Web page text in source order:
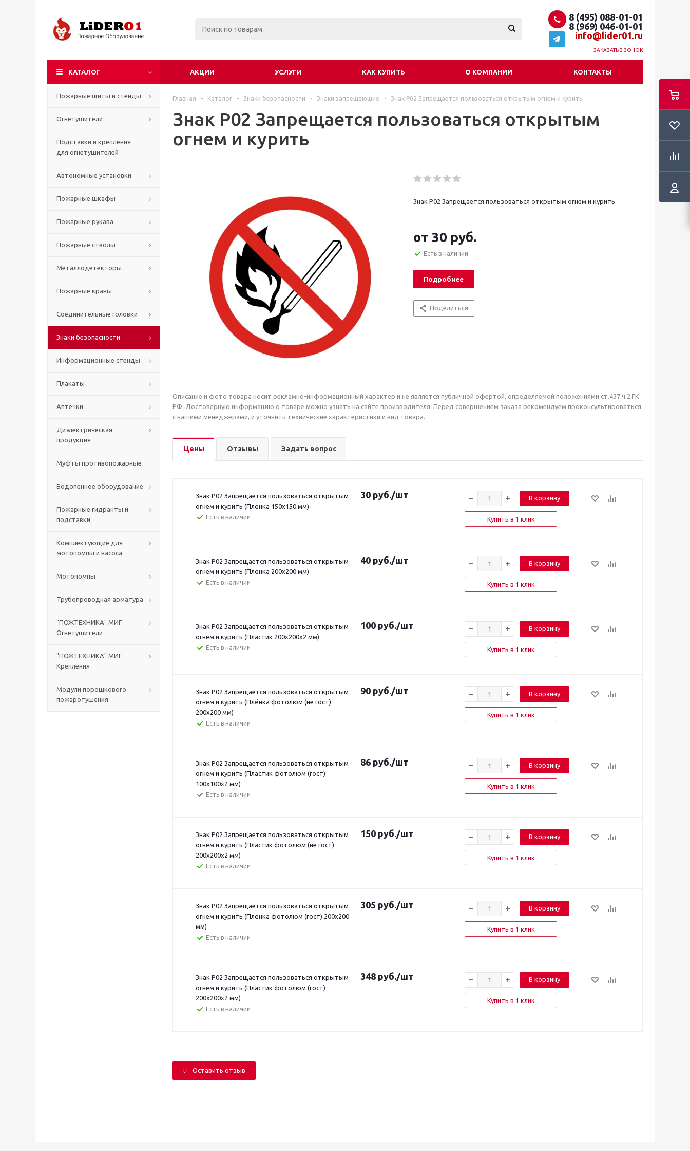
8 (495) 088-01-01
8 (969) 046-01-01
info@lider01.ru
ЗАКАЗАТЬ ЗВОНОК
КАТАЛОГ АКЦИИ УСЛУГИ КАК КУПИТЬ О КОМПАНИИ КОНТАКТЫ
Пожарные щиты и стенды
Огнетушители
Подставки и крепления
для огнетушителей
Автономные установки
Пожарные шкафы
Пожарные рукава
Пожарные стволы
Металлодетекторы
Пожарные краны
Соединительные головки
Знаки безопасности
Информационные стенды
Плакаты
Аптечки
Диэлектрическая
продукция
Муфты противопожарные
Водопенное оборудование
Пожарные гидранты и
подставки
Комплектующие для
мотопомпы и насоса
Мотопомпы
Трубопроводная арматура
"ПОЖТЕХНИКА" МИГ
Огнетушители
"ПОЖТЕХНИКА" МИГ
Крепления
Модули порошкового
пожаротушения
Главная - Каталог - Знаки безопасности - Знаки запрещающие - Знак P02 Запрещается пользоваться открытым огнем и курить
Знак P02 Запрещается пользоваться открытым
огнем и курить
Знак P02 Запрещается пользоваться открытым огнем и курить
от 30 руб.
Есть в наличии
Подробнее
Поделиться
Описание и фото товара носит рекламно-информационный характер и не является публичной офертой, определяемой положениями ст.437 ч.2 ГК
РФ. Достоверную информацию о товаре можно узнать на сайте производителя. Перед совершением заказа рекомендуем проконсультироваться
с нашими менеджерами, и уточнить технические характеристики и вид товара.
Цены Отзывы Задать вопрос
Знак P02 Запрещается пользоваться открытым
огнем и курить (Плёнка 150x150 мм)
Есть в наличии
30руб./шт В корзину
Купить в 1 клик
Знак P02 Запрещается пользоваться открытым
огнем и курить (Плёнка 200x200 мм)
Есть в наличии
40руб./шт В корзину
Купить в 1 клик
Знак P02 Запрещается пользоваться открытым
огнем и курить (Пластик 200x200x2 мм)
Есть в наличии
100руб./шт В корзину
Купить в 1 клик
Знак P02 Запрещается пользоваться открытым
огнем и курить (Плёнка фотолюм (не гост)
200х200 мм)
Есть в наличии
90руб./шт В корзину
Купить в 1 клик
Знак P02 Запрещается пользоваться открытым
огнем и курить (Пластик фотолюм (гост)
100х100х2 мм)
Есть в наличии
86руб./шт В корзину
Купить в 1 клик
Знак P02 Запрещается пользоваться открытым
огнем и курить (Пластик фотолюм (не гост)
200х200х2 мм)
Есть в наличии
150руб./шт В корзину
Купить в 1 клик
Знак P02 Запрещается пользоваться открытым
огнем и курить (Плёнка фотолюм (гост) 200x200
мм)
Есть в наличии
305 руб./шт В корзину
Купить в 1 клик
Знак P02 Запрещается пользоваться открытым
огнем и курить (Пластик фотолюм (гост)
200x200x2 мм)
Есть в наличии
348руб./шт В корзину
Купить в 1 клик
Оставить отзыв